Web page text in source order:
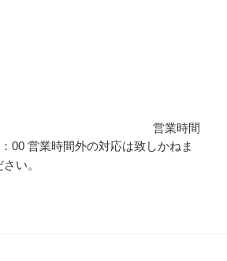
営業時間
00 営業時間外の対応は致しかねま
い。